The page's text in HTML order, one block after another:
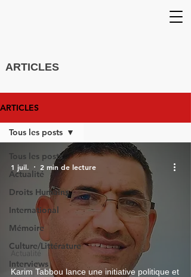
ARTICLES
ARTICLES
Tous les posts
Actualité
Droits Humains
International
Mémoire
Culture/Littérature
Interviews
Tous les posts
Karim Tabbou lance une initiative politique et
Actualité
1 juil. 2 min de lecture